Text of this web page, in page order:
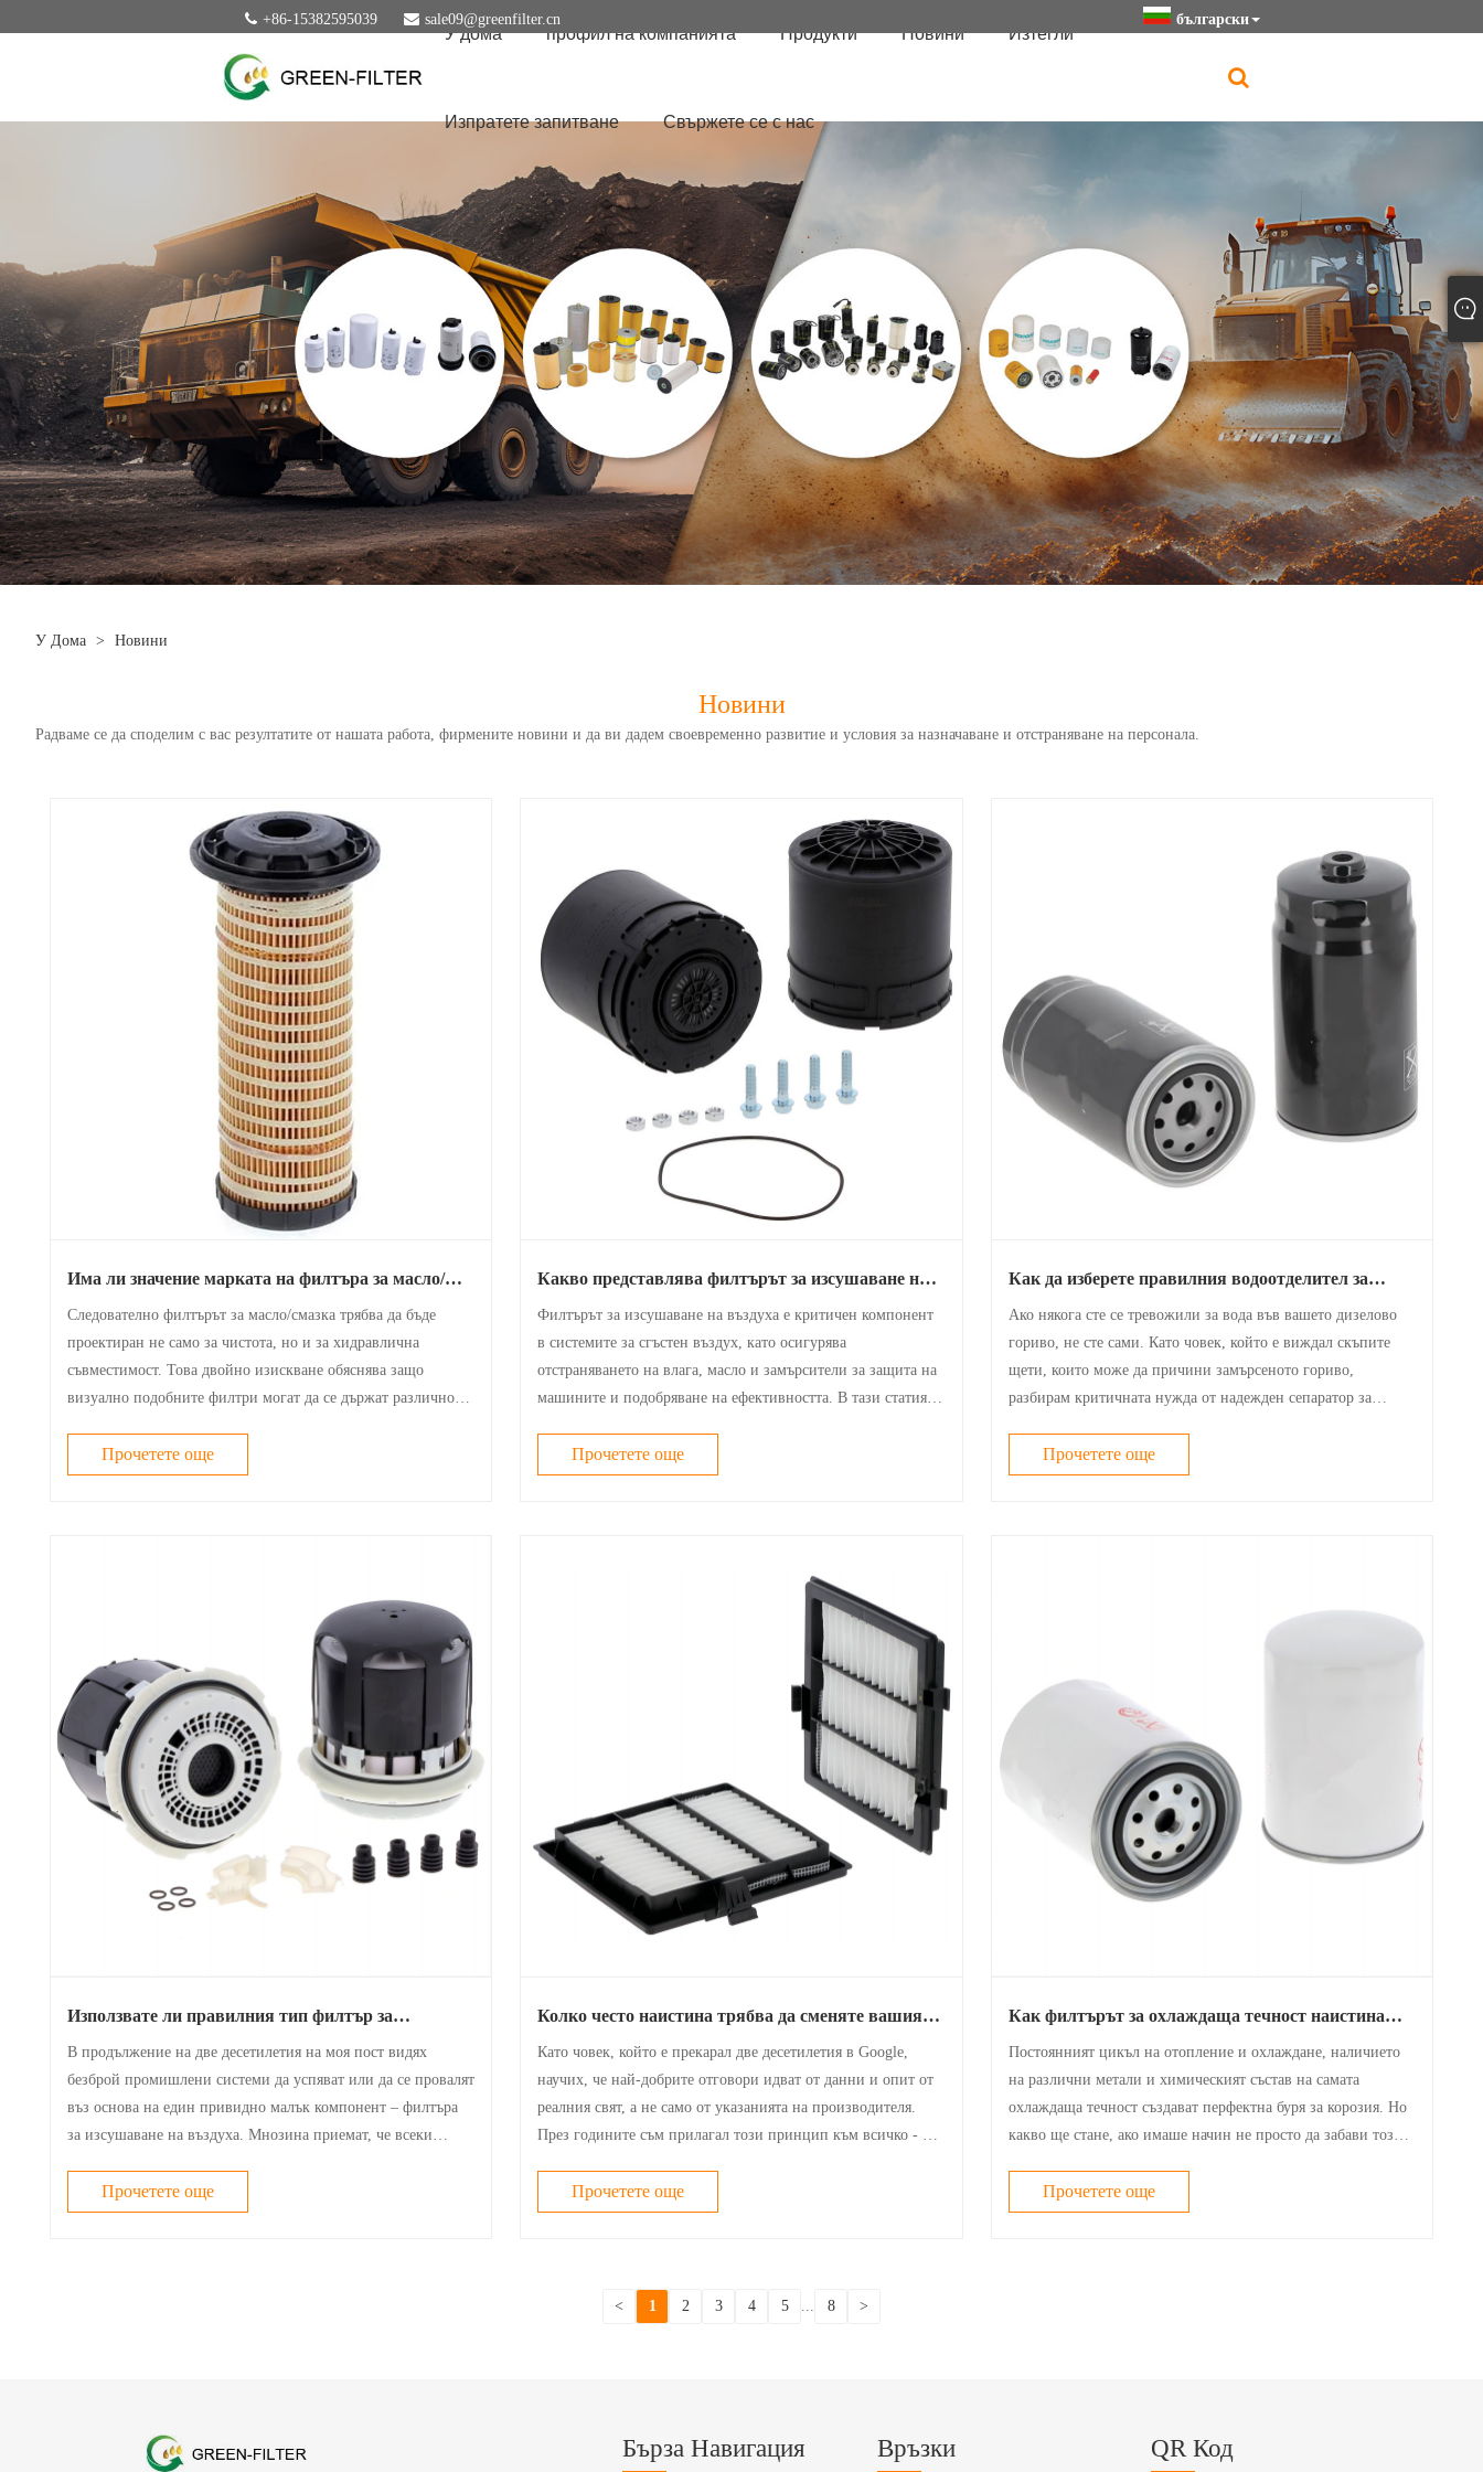
+86-15382595039 sale09@greenfilter.cn български
У дома профил на компанията Продукти Новини Изтегли
Изпратете запитване Свържете се с нас
У Дома > Новини
Новини
Радваме се да споделим с вас резултатите от нашата работа, фирмените новини и да ви дадем своевременно развитие и условия за назначаване и отстраняване на персонала.
Има ли значение марката на филтъра за масло/
Следователно филтърът за масло/смазка трябва да бъде
проектиран не само за чистота, но и за хидравлична
съвместимост. Това двойно изискване обяснява защо
визуално подобните филтри могат да се държат различно
Прочетете още
Какво представлява филтърът за изсушаване на
Филтърът за изсушаване на въздуха е критичен компонент
в системите за сгъстен въздух, като осигурява
отстраняването на влага, масло и замърсители за защита на
машините и подобряване на ефективността. В тази статия
техните видове, предимства, ......
Прочетете още
Как да изберете правилния водоотделител за
Ако някога сте се тревожили за вода във вашето дизелово
гориво, не сте сами. Като човек, който е виждал скъпите
щети, които може да причини замърсеното гориво,
разбирам критичната нужда от надежден сепаратор за
защита за вашия двигател.
Прочетете още
Използвате ли правилния тип филтър за
В продължение на две десетилетия на моя пост видях
безброй промишлени системи да успяват или да се провалят
въз основа на един привидно малък компонент – филтъра
за изсушаване на въздуха. Мнозина приемат, че всеки
непосредствено наблюдение, че грешният ......
Прочетете още
Колко често наистина трябва да сменяте вашия
Като човек, който е прекарал две десетилетия в Google,
научих, че най-добрите отговори идват от данни и опит от
реалния свят, а не само от указанията на производителя.
През годините съм прилагал този принцип към всичко - от
Един въпрос, който чув......
Прочетете още
Как филтърът за охлаждаща течност наистина
Постоянният цикъл на отопление и охлаждане, наличието
на различни метали и химическият състав на самата
охлаждаща течност създават перфектна буря за корозия. Но
какво ще стане, ако имаше начин не просто да забави този
ролята на високоефективен фи......
Прочетете още
< 1 2 3 4 5 ... 8 >
Бърза Навигация Връзки QR Код